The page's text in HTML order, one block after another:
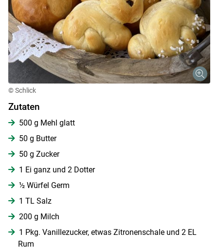
© Schlick
Zutaten
500 g Mehl glatt
50 g Butter
50 g Zucker
1 Ei ganz und 2 Dotter
½ Würfel Germ
1 TL Salz
200 g Milch
1 Pkg. Vanillezucker, etwas Zitronenschale und 2 EL
Rum